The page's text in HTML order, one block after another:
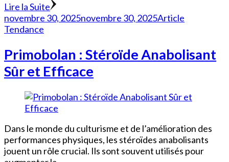
Lire la Suite
novembre 30, 2025novembre 30, 2025Article
Tendance
Primobolan : Stéroïde Anabolisant
Sûr et Efficace
Dans le monde du culturisme et de l’amélioration des
performances physiques, les stéroïdes anabolisants
jouent un rôle crucial. Ils sont souvent utilisés pour